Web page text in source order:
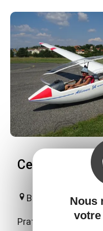
Centre de
Belmont-sur-
Pratique et
Nous